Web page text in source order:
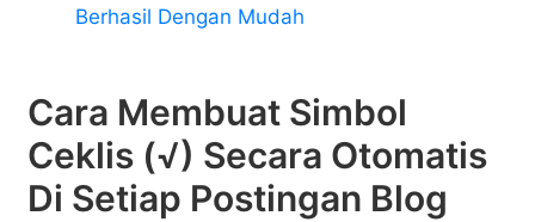
Berhasil Dengan Mudah
Cara Membuat Simbol
Ceklis (√) Secara Otomatis
Di Setiap Postingan Blog